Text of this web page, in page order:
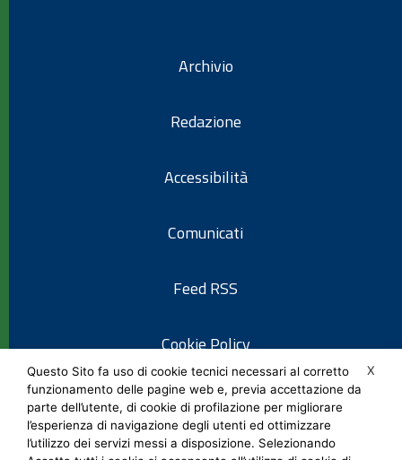
Archivio
Redazione
Accessibilità
Comunicati
Feed RSS
Cookie Policy
Informativa privacy
Note legali
X
Questo Sito fa uso di cookie tecnici necessari al corretto
funzionamento delle pagine web e, previa accettazione da
parte dell’utente, di cookie di profilazione per migliorare
l’esperienza di navigazione degli utenti ed ottimizzare
l’utilizzo dei servizi messi a disposizione. Selezionando